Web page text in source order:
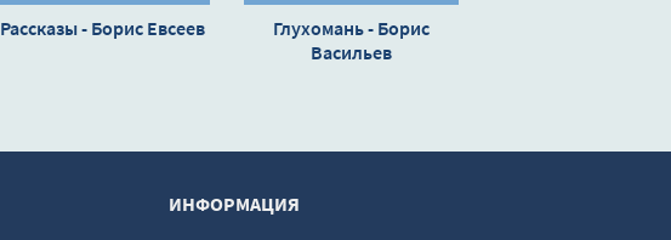
Рассказы - Борис Евсеев
Глухомань - Борис
Васильев
ИНФОРМАЦИЯ